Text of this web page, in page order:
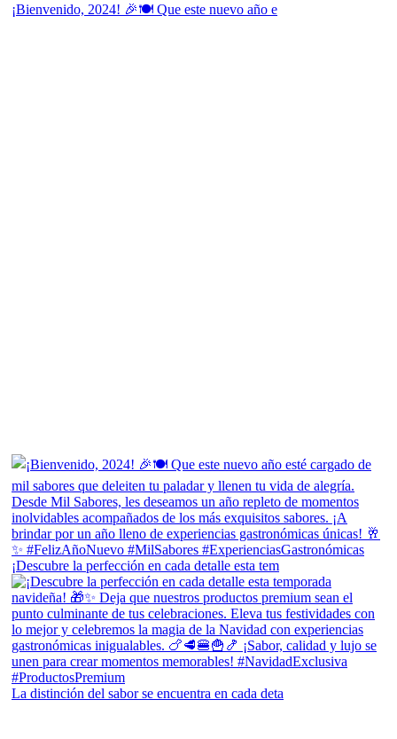
¡Bienvenido, 2024! 🎉🍽 Que este nuevo año e
¡Descubre la perfección en cada detalle esta tem
La distinción del sabor se encuentra en cada deta